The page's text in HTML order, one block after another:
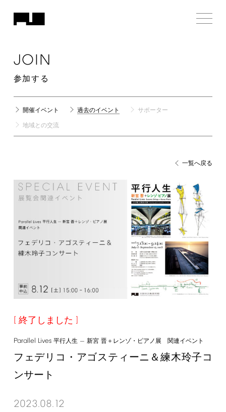
JOIN
参加する
開催イベント 過去のイベント サポーター
地域との交流
一覧へ戻る
終了しました
Parallel Lives平行人生 — 新宮 晋＋レンゾ・ピアノ展 関連イベント
フェデリコ・アゴスティーニ＆練木玲子コ
ンサート
2023.08.12